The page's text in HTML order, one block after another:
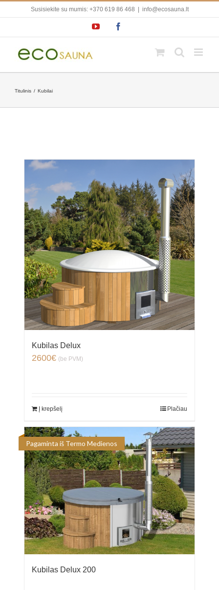
Susisiekite su mumis: +370 619 86 468 info@ecosauna.lt
YouTube
Titulinis / Kubilai
Kubilas Delux
2600€ (be PVM)
Į krepšelį Plačiau
Pagaminta iš Termo Medienos
Kubilas Delux 200